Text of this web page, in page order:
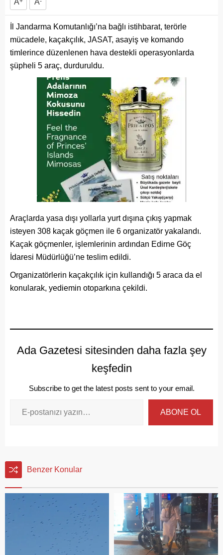
A A
İl Jandarma Komutanlığı’na bağlı istihbarat, terörle
mücadele, kaçakçılık, JASAT, asayiş ve komando
timlerince düzenlenen hava destekli operasyonlarda
şüpheli 5 araç, durduruldu.
Araçlarda yasa dışı yollarla yurt dışına çıkış yapmak
isteyen 308 kaçak göçmen ile 6 organizatör yakalandı.
Kaçak göçmenler, işlemlerinin ardından Edirne Göç
İdaresi Müdürlüğü’ne teslim edildi.
Organizatörlerin kaçakçılık için kullandığı 5 araca da el
konularak, yediemin otoparkına çekildi.
Ada Gazetesi sitesinden daha fazla şey
keşfedin
Subscribe to get the latest posts sent to your email.
ABONE OL
Benzer Konular